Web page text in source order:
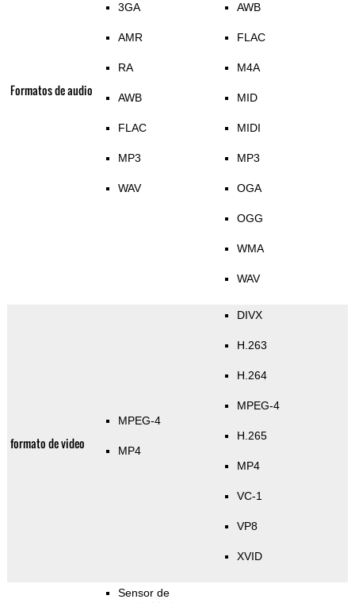
Formatos de audio
3GA
AMR
RA
AWB
FLAC
MP3
WAV
AWB
FLAC
M4A
MID
MIDI
MP3
OGA
OGG
WMA
WAV
formato de video
MPEG-4
MP4
DIVX
H.263
H.264
MPEG-4
H.265
MP4
VC-1
VP8
XVID
Sensor de